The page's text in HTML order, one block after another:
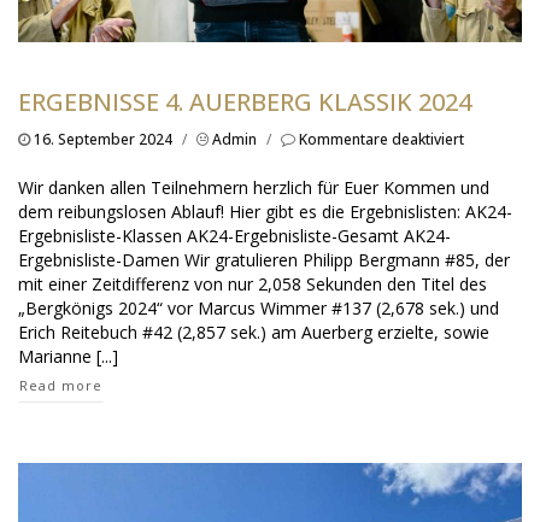
ERGEBNISSE 4. AUERBERG KLASSIK 2024
16. September 2024 / Admin / Kommentare deaktiviertfür
Auerberg
Klassik
Wir danken allen Teilnehmern herzlich für Euer Kommen und
dem reibungslosen Ablauf! Hier gibt es die Ergebnislisten: AK24-
Ergebnisliste-Klassen AK24-Ergebnisliste-Gesamt AK24-
Ergebnisliste-Damen Wir gratulieren Philipp Bergmann #85, der
mit einer Zeitdifferenz von nur 2,058 Sekunden den Titel des
„Bergkönigs 2024“ vor Marcus Wimmer #137 (2,678 sek.) und
Erich Reitebuch #42 (2,857 sek.) am Auerberg erzielte, sowie
Marianne [...]
Read more